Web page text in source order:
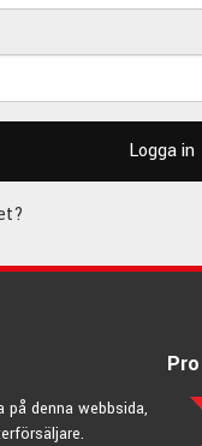
på denna webbsida,